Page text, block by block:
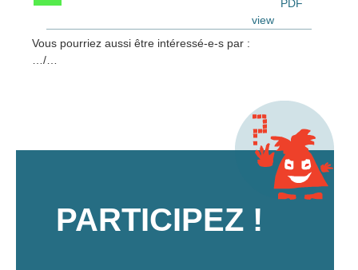
PDF
view
Vous pourriez aussi être intéressé-e-s par :
…/…
PARTICIPEZ !